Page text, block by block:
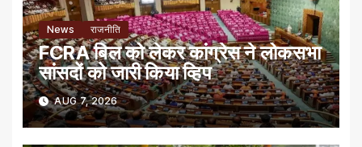
News राजनीति
FCRA बिल को लेकर कांग्रेस ने लोकसभा
सांसदों को जारी किया व्हिप
AUG 7, 2026